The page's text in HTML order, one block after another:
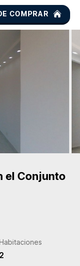
COMPRAR
el Conjunto
2